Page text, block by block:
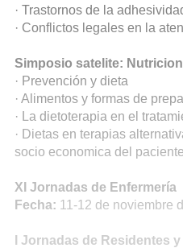
· Trastornos de la
· Conflictos legales en la
Simposio satelite:
· Prevención y dieta
· Alimentos y formas de
· La dietoterapia en el
· Dietas en terapias
socio economica del
XI Jornadas de Enfermería
Fecha: 11-12 de noviembre
I Jornadas de Residentes